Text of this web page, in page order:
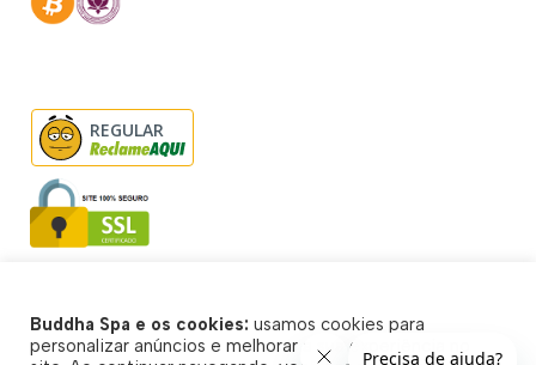
REGULAR
© Buddha Spa 2026 - Todos direitos reservados
Buddha Spa e os cookies: usamos cookies para
personalizar anúncios e melhorar a sua experiência no